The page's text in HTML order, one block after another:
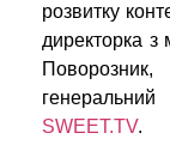
розвитку
директорка з
SWEET.TV.